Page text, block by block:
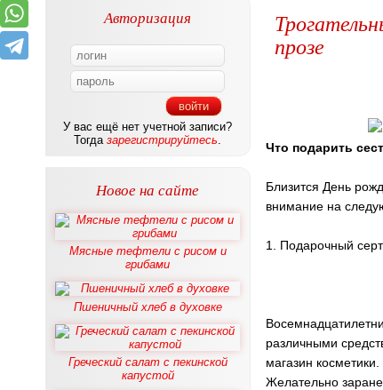
Авторизация
У вас ещё нет учетной записи?
Тогда зарегистрируйтесь.
Новое на сайте
Мясные тефтели с рисом и
грибами
Пшеничный хлеб в духовке
Греческий салат с пекинской
капустой
прозе
Что подарить
Близится День
внимание на
1. Подарочный
различными
магазин
Желательно